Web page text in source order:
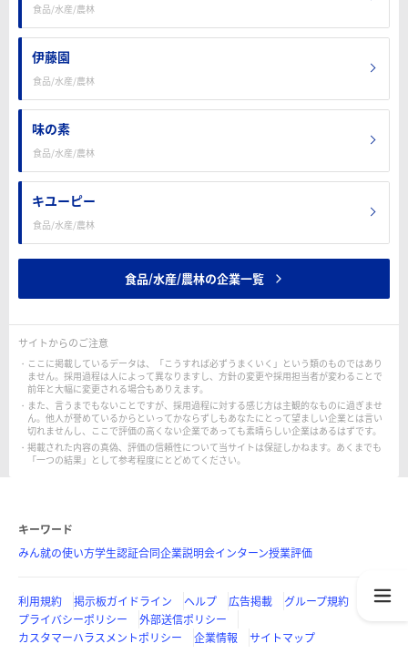
食品/水産/農林
伊藤園
食品/水産/農林
味の素
食品/水産/農林
キユーピー
食品/水産/農林
食品/水産/農林の企業一覧
サイトからのご注意
ここに掲載しているデータは、「こうすれば必ずうまくいく」という類のものではあり
ません。採用過程は人によって異なりますし、方針の変更や採用担当者が変わることで
前年と大幅に変更される場合もありえます。
また、言うまでもないことですが、採用過程に対する感じ方は主観的なものに過ぎませ
ん。他人が誉めているからといってかならずしもあなたにとって望ましい企業とは言い
切れませんし、ここで評価の高くない企業であっても素晴らしい企業はあるはずです。
掲載された内容の真偽、評価の信頼性について当サイトは保証しかねます。あくまでも
「一つの結果」として参考程度にとどめてください。
キーワード
みん就の使い方学生認証合同企業説明会インターン授業評価
利用規約 掲示板ガイドライン ヘルプ 広告掲載
グループ規約
プライバシーポリシー
外部送信ポリシー
カスタマーハラスメントポリシー
企業情報 サイトマップ